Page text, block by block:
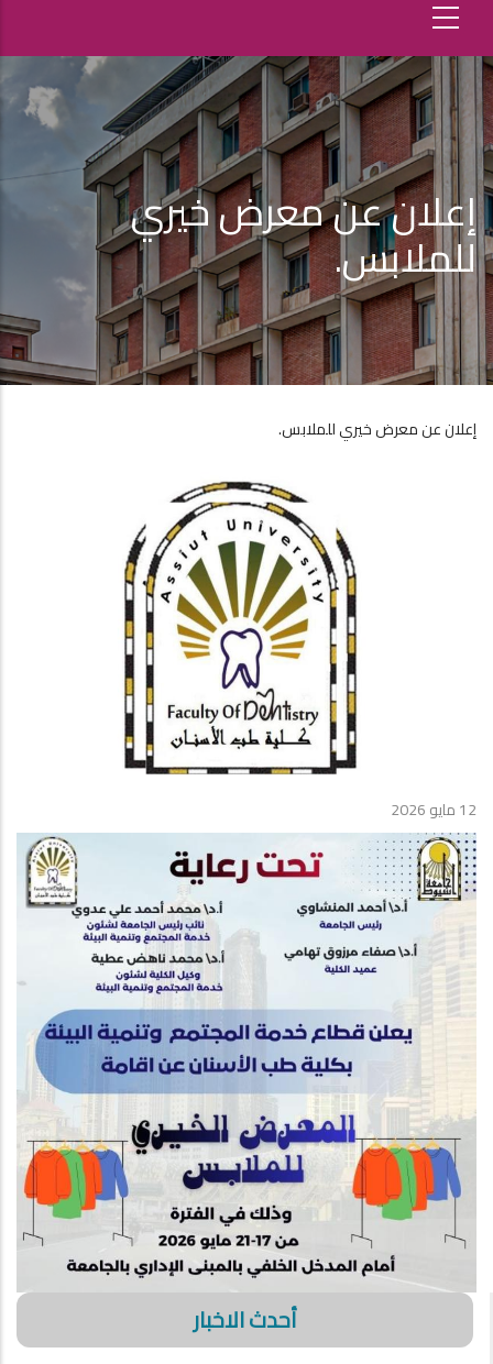
إعلان عن معرض خيري
للملابس.
إعلان عن معرض خيري للملابس.
12 مايو 2026
أحدث الاخبار